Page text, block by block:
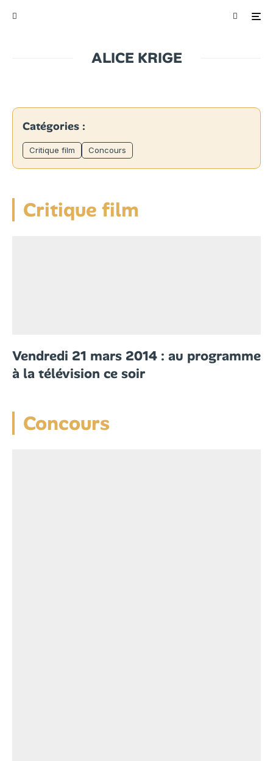
ALICE KRIGE
Catégories :
Critique film Concours
Critique film
Vendredi 21 mars 2014 : au programme
à la télévision ce soir
Concours